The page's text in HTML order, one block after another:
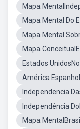
Mapa
Mapa Mental Do
Mapa Mental
Mapa
Estados
América
Independencia
Independência
Mapa